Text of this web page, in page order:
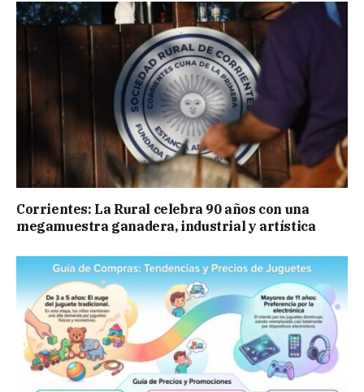
Corrientes: La Rural celebra 90 años con una
megamuestra ganadera, industrial y artística